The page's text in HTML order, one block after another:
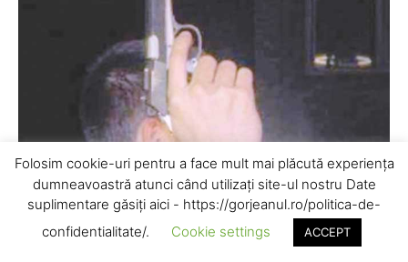
Pulsul Zilei
Folosim cookie-uri pentru a face mult mai plăcută experiența
dumneavoastră atunci când utilizați site-ul nostru Date
suplimentare găsiți aici - https://gorjeanul.ro/politica-de-
confidentialitate/.
Cookie settings ACCEPT